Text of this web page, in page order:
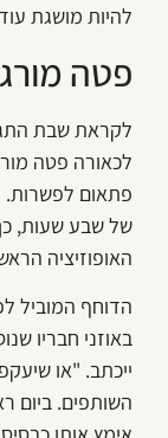
להיות מושגת
פטה
לקראת שבת
לכאורה פטה
פתאום לפשרות.
של שבע שעות,
האופוזיציה
הדוחף המוביל
באוזני חבריו
ייכתב. "או
השותפים. ביום